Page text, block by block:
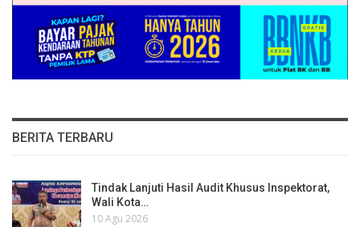
BERITA TERBARU
Tindak Lanjuti Hasil Audit Khusus Inspektorat,
Wali Kota…
10 Agu 2026